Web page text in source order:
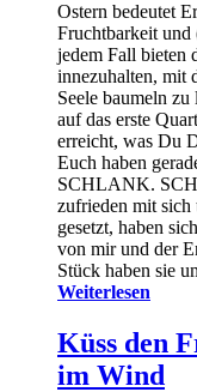
Ostern bedeutet
Fruchtbarkeit und
jedem Fall bieten
innezuhalten, mit
Seele baumeln
auf das erste
erreicht, was Du
Euch haben
SCHLANK.
zufrieden mit
gesetzt, haben
von mir und der
Stück haben sie
Weiterlesen
Küss den
im Wind